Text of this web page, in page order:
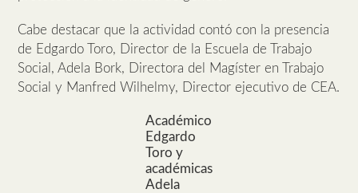
Cabe destacar que la actividad contó con la presencia
de Edgardo Toro, Director de la Escuela de Trabajo
Social, Adela Bork, Directora del Magíster en Trabajo
Social y Manfred Wilhelmy, Director ejecutivo de CEA.
Académico
Edgardo
Toro y
académicas
Adela